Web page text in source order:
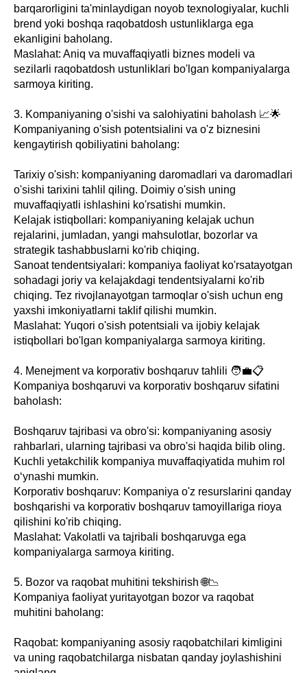
barqarorligini ta'minlaydigan noyob texnologiyalar, kuchli
brend yoki boshqa raqobatdosh ustunliklarga ega
ekanligini baholang.
Maslahat: Aniq va muvaffaqiyatli biznes modeli va
sezilarli raqobatdosh ustunliklari bo'lgan kompaniyalarga
sarmoya kiriting.
3. Kompaniyaning o'sishi va salohiyatini baholash 📈🌟
Kompaniyaning o'sish potentsialini va o'z biznesini
kengaytirish qobiliyatini baholang:
Tarixiy o'sish: kompaniyaning daromadlari va daromadlari
o'sishi tarixini tahlil qiling. Doimiy o'sish uning
muvaffaqiyatli ishlashini ko'rsatishi mumkin.
Kelajak istiqbollari: kompaniyaning kelajak uchun
rejalarini, jumladan, yangi mahsulotlar, bozorlar va
strategik tashabbuslarni ko'rib chiqing.
Sanoat tendentsiyalari: kompaniya faoliyat ko'rsatayotgan
sohadagi joriy va kelajakdagi tendentsiyalarni ko'rib
chiqing. Tez rivojlanayotgan tarmoqlar o'sish uchun eng
yaxshi imkoniyatlarni taklif qilishi mumkin.
Maslahat: Yuqori o'sish potentsiali va ijobiy kelajak
istiqbollari bo'lgan kompaniyalarga sarmoya kiriting.
4. Menejment va korporativ boshqaruv tahlili 🧑‍💼📋
Kompaniya boshqaruvi va korporativ boshqaruv sifatini
baholash:
Boshqaruv tajribasi va obro'si: kompaniyaning asosiy
rahbarlari, ularning tajribasi va obro'si haqida bilib oling.
Kuchli yetakchilik kompaniya muvaffaqiyatida muhim rol
o‘ynashi mumkin.
Korporativ boshqaruv: Kompaniya o'z resurslarini qanday
boshqarishi va korporativ boshqaruv tamoyillariga rioya
qilishini ko'rib chiqing.
Maslahat: Vakolatli va tajribali boshqaruvga ega
kompaniyalarga sarmoya kiriting.
5. Bozor va raqobat muhitini tekshirish 🌐📉
Kompaniya faoliyat yuritayotgan bozor va raqobat
muhitini baholang:
Raqobat: kompaniyaning asosiy raqobatchilari kimligini
va uning raqobatchilarga nisbatan qanday joylashishini